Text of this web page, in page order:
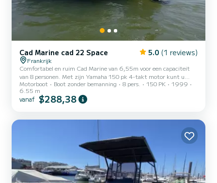
Cad Marine cad 22 Space 5.0 (1 reviews)
Frankrijk
Comfortabel en ruim Cad Marine van 6,55m voor een capaciteit
van 8 personen. Met zijn Yamaha 150 pk 4-takt motor kunt u
veilig varen en gemakkelijk van het vogeleiland naar de Banc
d'Arguin varen. Als geboren in het Bassin d'Arcachon kan ik u
adviseren en u prachtige zandbanken en ongewone plekken
Motorboot Boot zonder bemanning 8 pers. 150 PK
1999
6.55 m
vanaf $288,38